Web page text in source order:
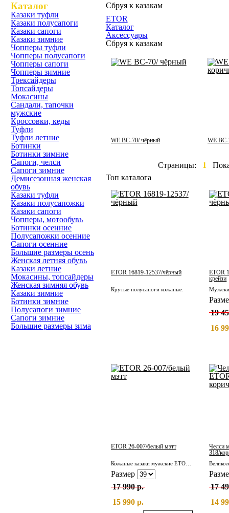
Каталог
Казаки туфли
Казаки полусапоги
Казаки сапоги
Казаки зимние
Чопперы туфли
Чопперы полусапоги
Чопперы сапоги
Чопперы зимние
Трексайдеры
Топсайдеры
Мокасины
Сандали, тапочки
мужские
Кроссовки, кеды
Туфли
Туфли летние
Ботинки
Ботинки зимние
Сапоги, челси
Сапоги зимние
Демисезонная женская
обувь
Казаки туфли
Казаки полусапожки
Казаки сапоги
Чопперы, мотообувь
Ботинки осенние
Полусапожки осенние
Сапоги осенние
Большие размеры осень
Женская летняя обувь
Казаки летние
Мокасины, топсайдеры
Женская зимняя обувь
Казаки зимние
Ботинки зимние
Полусапоги зимние
Сапоги зимние
Большие размеры зима
Сбруя к казакам
ETOR
Каталог
Аксессуары
Сбруя к казакам
WE BC-70/ чёрный WE
Страницы: 1
Топ каталога
ETOR 16819-12537/чёрный
Крутые полусапоги кожаные.
ETOR
крейзи
19
16
ETOR 26-007/белый мэтт
Кожаные казаки мужские ETOR 26-007/белый мэтт
Размер
17 990 р.
15 990 р.
Челси
318/
17
14